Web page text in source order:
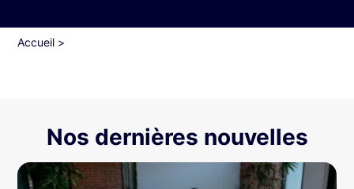
Accueil >
Nos dernières nouvelles